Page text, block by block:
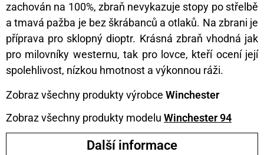
zachován na 100%, zbraň nevykazuje stopy po střelbě
a tmavá pažba je bez škrábanců a otlaků. Na zbrani je
příprava pro sklopný dioptr. Krásná zbraň vhodná jak
pro milovníky westernu, tak pro lovce, kteří ocení její
spolehlivost, nízkou hmotnost a výkonnou ráži.
Zobraz všechny produkty výrobce Winchester
Zobraz všechny produkty modelu Winchester 94
Další informace